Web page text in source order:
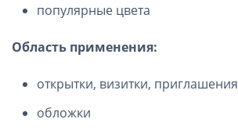
популярные цвета
Область применения:
открытки, визитки, приглашения
обложки